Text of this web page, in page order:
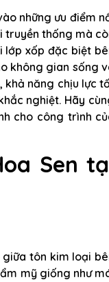
những ưu điểm
truyền thống mà
lớp xốp đặc biệt
không gian sống
khả năng chịu lực
nghiệt. Hãy
cho công trình
Sen
tôn kim loại
mỹ giống như